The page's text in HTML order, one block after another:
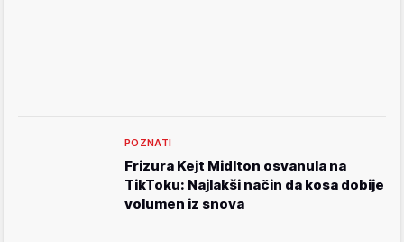
POZNATI
Frizura Kejt Midlton osvanula na
TikToku: Najlakši način da kosa dobije
volumen iz snova